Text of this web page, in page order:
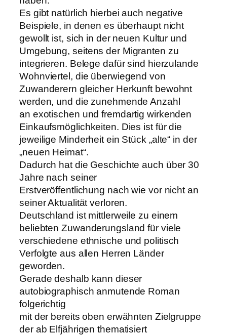
Es gibt natürlich hierbei auch negative
Beispiele, in denen es überhaupt nicht
gewollt ist, sich in der neuen Kultur und
Umgebung, seitens der Migranten zu
integrieren. Belege dafür sind hierzulande
Wohnviertel, die überwiegend von
Zuwanderern gleicher Herkunft bewohnt
werden, und die zunehmende Anzahl
an exotischen und fremdartig wirkenden
Einkaufsmöglichkeiten. Dies ist für die
jeweilige Minderheit ein Stück „alte“ in der
„neuen Heimat“.
Dadurch hat die Geschichte auch über 30
Jahre nach seiner
Erstveröffentlichung nach wie vor nicht an
seiner Aktualität verloren.
Deutschland ist mittlerweile zu einem
beliebten Zuwanderungsland für viele
verschiedene ethnische und politisch
Verfolgte aus allen Herren Länder
geworden.
Gerade deshalb kann dieser
autobiographisch anmutende Roman
folgerichtig
mit der bereits oben erwähnten Zielgruppe
der ab Elfjährigen thematisiert